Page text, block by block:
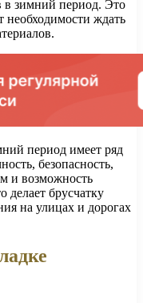
в зимний период. Это
необходимости ждать
период имеет ряд
безопасность,
и возможность
делает брусчатку
на улицах и дорогах